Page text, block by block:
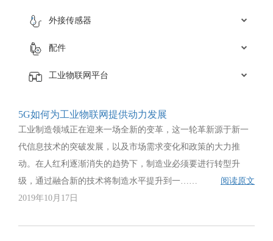
外接传感器
配件
工业物联网平台
5G如何为工业物联网提供动力发展
工业制造领域正在迎来一场全新的变革，这一轮革新源于新一
代信息技术的突破发展，以及市场需求变化和政策的大力推
动。在人红利逐渐消失的趋势下，制造业必须要进行转型升
级，通过融合新的技术将制造水平提升到一……
阅读原文
2019年10月17日